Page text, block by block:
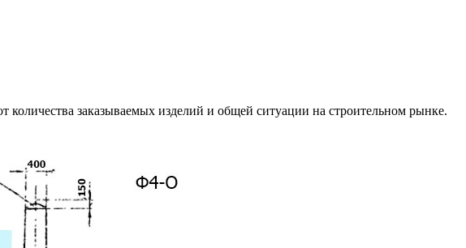
заказываемых изделий и общей ситуации на строительном рынке.